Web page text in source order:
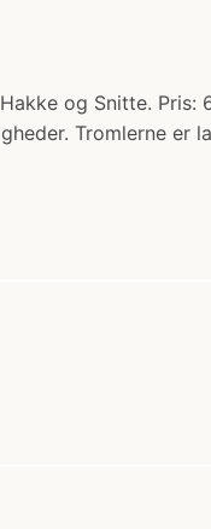
og Snitte.
Tromlerne